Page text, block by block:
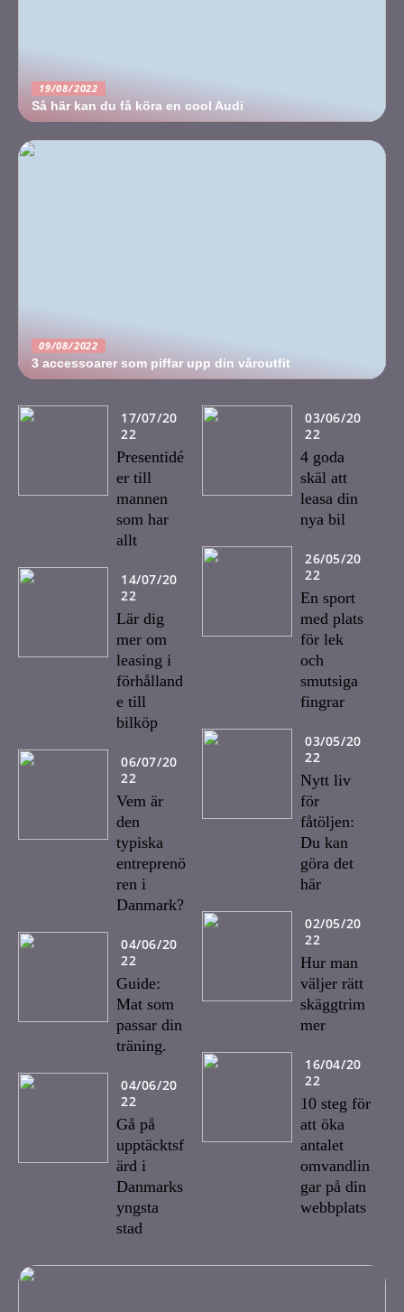
19/08/2022
Så här kan du få köra en cool Audi
09/08/2022
3 accessoarer som piffar upp din våroutfit
17/07/20
22
Presentidé
er till
mannen
som har
allt
14/07/20
22
Lär dig
mer om
leasing i
förhålland
e till
bilköp
06/07/20
22
Vem är
den
typiska
entreprenö
ren i
Danmark?
04/06/20
22
Guide:
Mat som
passar din
träning.
04/06/20
22
Gå på
upptäcktsf
ärd i
Danmarks
yngsta
stad
03/06/20
22
4 goda
skäl att
leasa din
nya bil
26/05/20
22
En sport
med plats
för lek
och
smutsiga
fingrar
03/05/20
22
Nytt liv
för
fåtöljen:
Du kan
göra det
här
02/05/20
22
Hur man
väljer rätt
skäggtrim
mer
16/04/20
22
10 steg för
att öka
antalet
omvandlin
gar på din
webbplats